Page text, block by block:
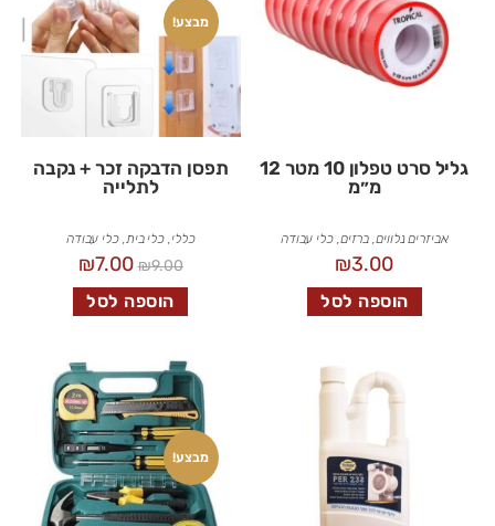
גליל סרט טפלון 10 מטר 12
מ״מ
אביזרים נלווים, ברזים,כלי עבודה
₪3.00
הוספה לסל
מבצע!
תפסן הדבקה זכר + נקבה
לתלייה
כללי, כלי בית,כלי עבודה
₪9.00
₪7.00
הוספה לסל
מבצע!